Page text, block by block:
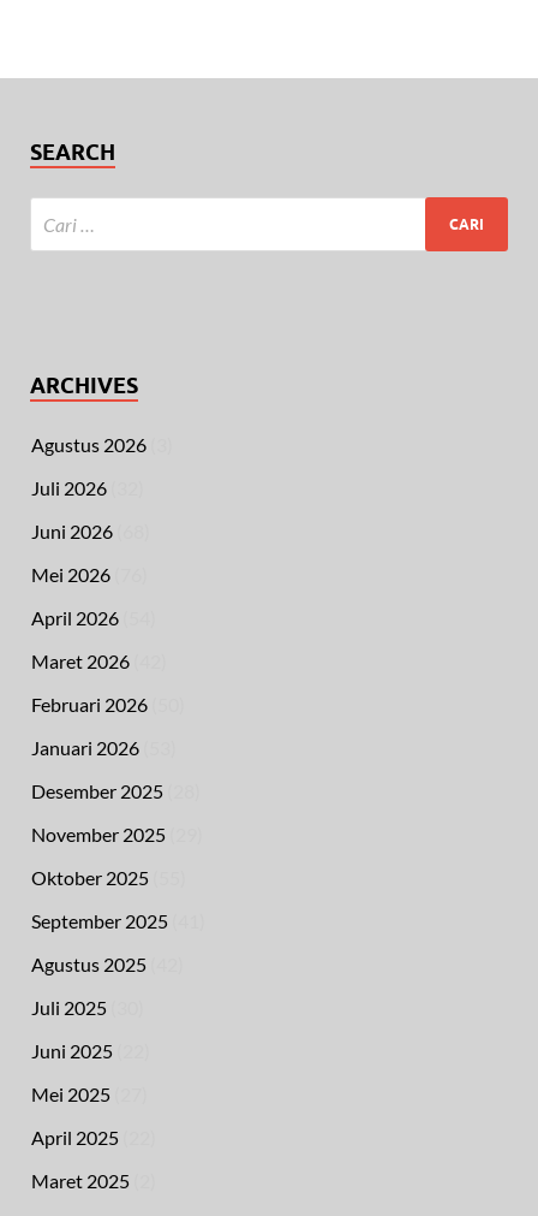
SEARCH
ARCHIVES
Agustus 2026
Juli 2026
Juni 2026
Mei 2026
April 2026
Maret 2026
Februari 2026
Januari 2026
Desember 2025
November 2025
Oktober 2025
September 2025
Agustus 2025
Juli 2025
Juni 2025
Mei 2025
April 2025
Maret 2025